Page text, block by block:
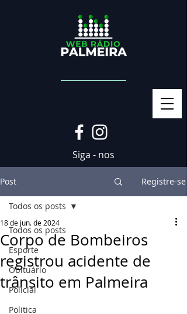
Siga - nos
Post Registre-se
Todos os posts
Esporte
Obituário
Policial
Politica
Todos os posts
Corpo de Bombeiros
registrou acidente de
trânsito em Palmeira
18 de jun. de 2024